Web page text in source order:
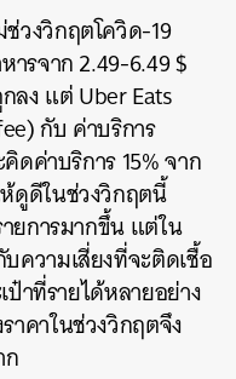
ช่วงวิกฤตโควิด-19
ารจาก2.49-6.49 $
ลงแต่Uber Eats
กับ ค่าบริการ
ดค่าบริการ15%จาก
ดูดีในช่วงวิกฤตนี้
ยการมากขึ้นแต่ใน
วามเสี่ยงที่จะติดเชื้อ
ป๋าที่รายได้หลายอย่าง
าคาในช่วงวิกฤตจึง